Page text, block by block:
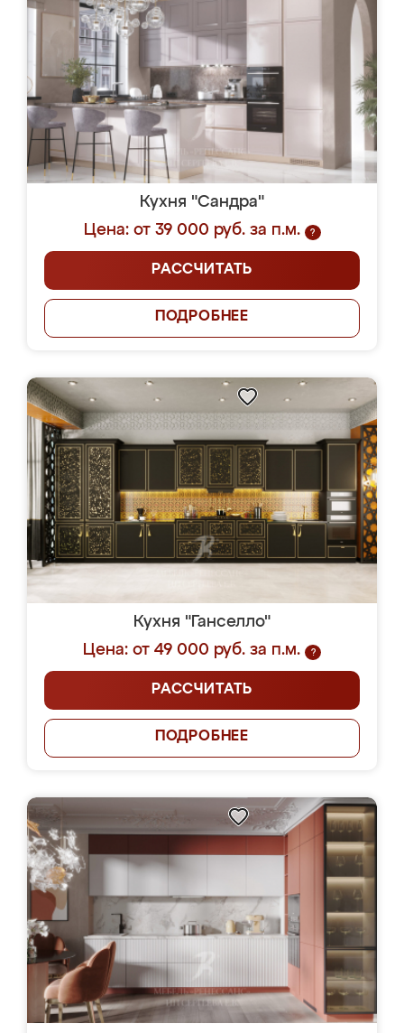
Кухня "Сандра"
Цена: от 39 000 руб. за п.м.
?
РАССЧИТАТЬ
ПОДРОБНЕЕ
Кухня "Ганселло"
Цена: от 49 000 руб. за п.м.
?
РАССЧИТАТЬ
ПОДРОБНЕЕ